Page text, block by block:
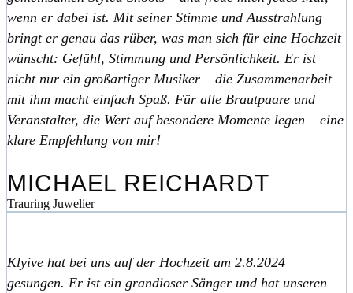
wenn er dabei ist. Mit seiner Stimme und Ausstrahlung
bringt er genau das rüber, was man sich für eine Hochzeit
wünscht: Gefühl, Stimmung und Persönlichkeit. Er ist
nicht nur ein großartiger Musiker – die Zusammenarbeit
mit ihm macht einfach Spaß. Für alle Brautpaare und
Veranstalter, die Wert auf besondere Momente legen – eine
klare Empfehlung von mir!
MICHAEL REICHARDT
Trauring Juwelier
Klyive hat bei uns auf der Hochzeit am 2.8.2024
gesungen. Er ist ein grandioser Sänger und hat unseren